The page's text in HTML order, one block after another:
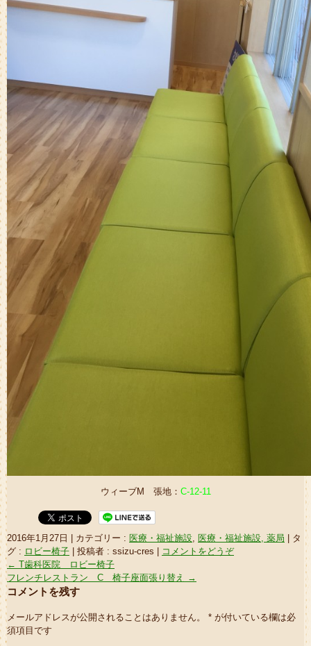
ウィーブM 張地： C-12-11
2016年1月27日 カテゴリー : 医療・福祉施設, 医療・福祉施設, 薬局
タ
グ : ロビー椅子 投稿者 : ssizu-cres
コメントをどうぞ
← T歯科医院 ロビー椅子
フレンチレストラン C 椅子座面張り替え
→
コメントを残す
メールアドレスが公開されることはありません。 * が付いている欄は必
須項目です